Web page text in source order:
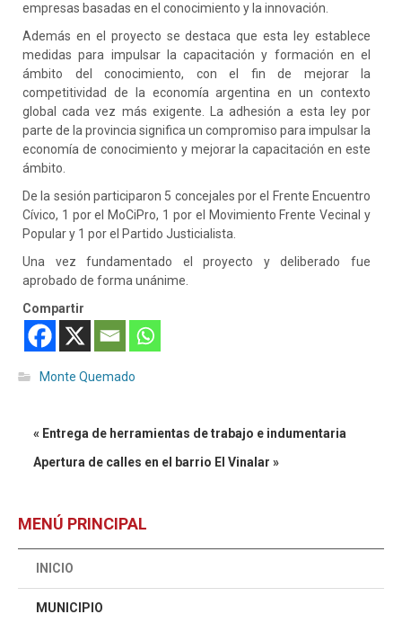
empresas basadas en el conocimiento y la innovación.
Además en el proyecto se destaca que esta ley establece
medidas para impulsar la capacitación y formación en el
ámbito del conocimiento, con el fin de mejorar la
competitividad de la economía argentina en un contexto
global cada vez más exigente. La adhesión a esta ley por
parte de la provincia significa un compromiso para impulsar la
economía de conocimiento y mejorar la capacitación en este
ámbito.
De la sesión participaron 5 concejales por el Frente Encuentro
Cívico, 1 por el MoCiPro, 1 por el Movimiento Frente Vecinal y
Popular y 1 por el Partido Justicialista.
Una vez fundamentado el proyecto y deliberado fue
aprobado de forma unánime.
Compartir
Monte Quemado
« Entrega de herramientas de trabajo e indumentaria
Apertura de calles en el barrio El Vinalar »
MENÚ PRINCIPAL
INICIO
MUNICIPIO